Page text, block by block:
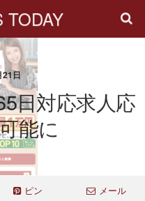
TODAY
日
日対応求人応
能に
ピン メール